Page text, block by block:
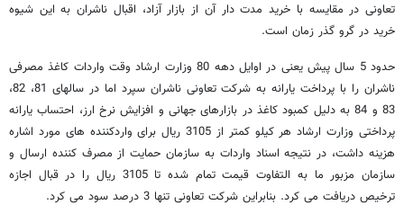
تعاونی در مقایسه با خرید مدت دار آن از بازار آزاد، اقبال ناشران به این شیوه
خرید در گرو گذر زمان است.
حدود 5 سال پیش یعنی در اوایل دهه 80 وزارت ارشاد وقت واردات کاغذ مصرفی
ناشران را با پرداخت یارانه به شرکت تعاونی ناشران سپرد اما در سالهای 81، 82،
83 و 84 به دلیل کمبود کاغذ در بازارهای جهانی و افزایش نرخ ارز، احتساب یارانه
پرداختی وزارت ارشاد هر کیلو کمتر از 3105 ریال برای واردکننده های مورد اشاره
هزینه داشت، در نتیجه اسناد واردات به سازمان حمایت از مصرف کننده ارسال و
سازمان مزبور ما به التفاوت قیمت تمام شده تا 3105 ریال را در قبال اجازه
ترخیص دریافت می کرد. بنابراین شرکت تعاونی تنها 3 درصد سود می کرد.